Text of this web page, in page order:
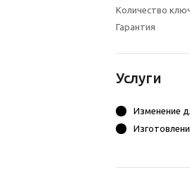
Количество
Гарантия
Услуги
Изменение